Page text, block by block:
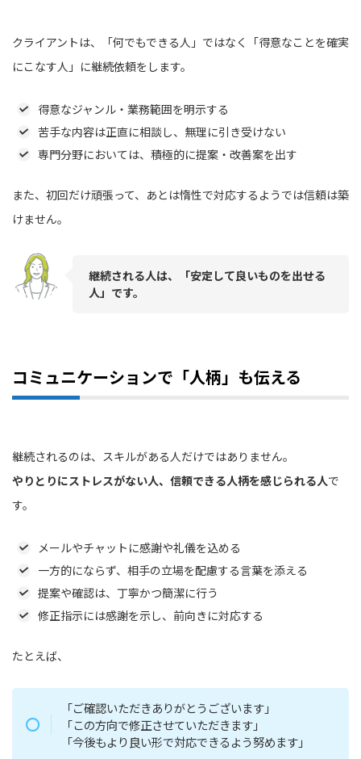
クライアントは、「何でもできる人」ではなく「得意なことを確実
にこなす人」に継続依頼をします。
得意なジャンル・業務範囲を明示する
苦手な内容は正直に相談し、無理に引き受けない
専門分野においては、積極的に提案・改善案を出す
また、初回だけ頑張って、あとは惰性で対応するようでは信頼は築
けません。
継続される人は、「安定して良いものを出せる
人」です。
コミュニケーションで「人柄」も伝える
継続されるのは、スキルがある人だけではありません。
やりとりにストレスがない人、信頼できる人柄を感じられる人で
す。
メールやチャットに感謝や礼儀を込める
一方的にならず、相手の立場を配慮する言葉を添える
提案や確認は、丁寧かつ簡潔に行う
修正指示には感謝を示し、前向きに対応する
たとえば、
「ご確認いただきありがとうございます」
「この方向で修正させていただきます」
「今後もより良い形で対応できるよう努めます」